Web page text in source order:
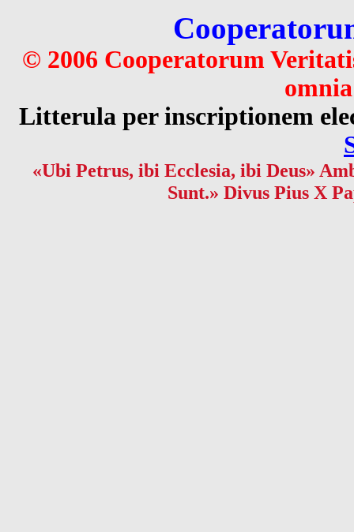
© 2006 Cooperatorum
Litterula per inscriptionem
«Ubi Petrus, ibi Ecclesia, ibi Deus»
Sunt.» Divus Pius X